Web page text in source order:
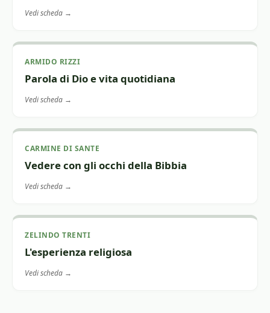
Vedi scheda →
ARMIDO RIZZI
Parola di Dio e vita quotidiana
Vedi scheda →
CARMINE DI SANTE
Vedere con gli occhi della Bibbia
Vedi scheda →
ZELINDO TRENTI
L'esperienza religiosa
Vedi scheda →